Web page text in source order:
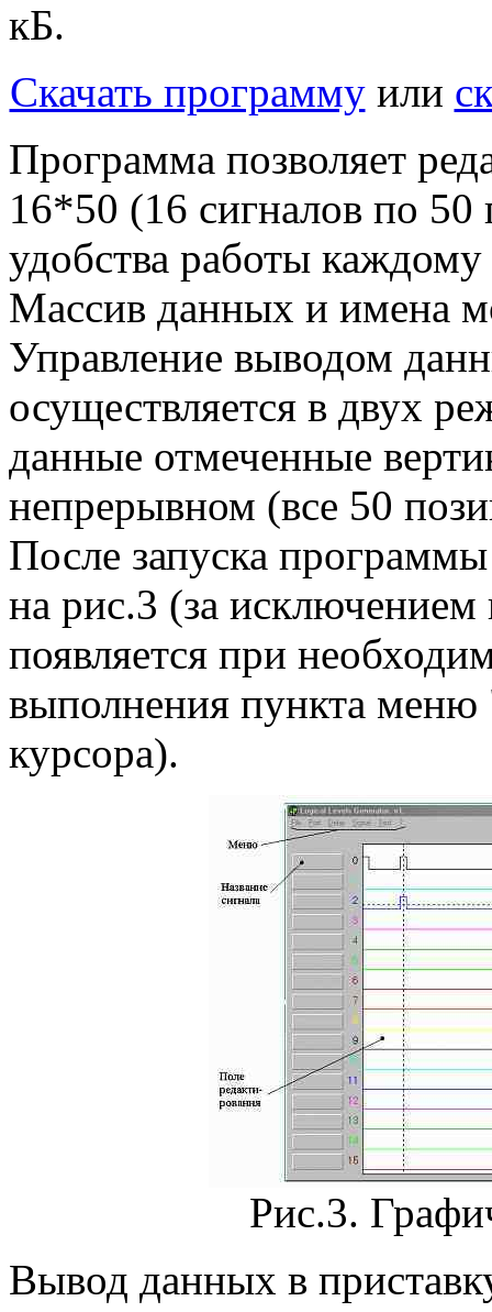
кБ.
Скачать программуили
Программа позволяет
16*50 (16 сигналов по
удобства работы
Массив данных и имена
Управление выводом
осуществляется в двух
данные отмеченные
непрерывном (все 50
После запуска
на рис.3 (за исключением
появляется при
выполнения пункта меню
курсора).
Рис.3.
Вывод данных в